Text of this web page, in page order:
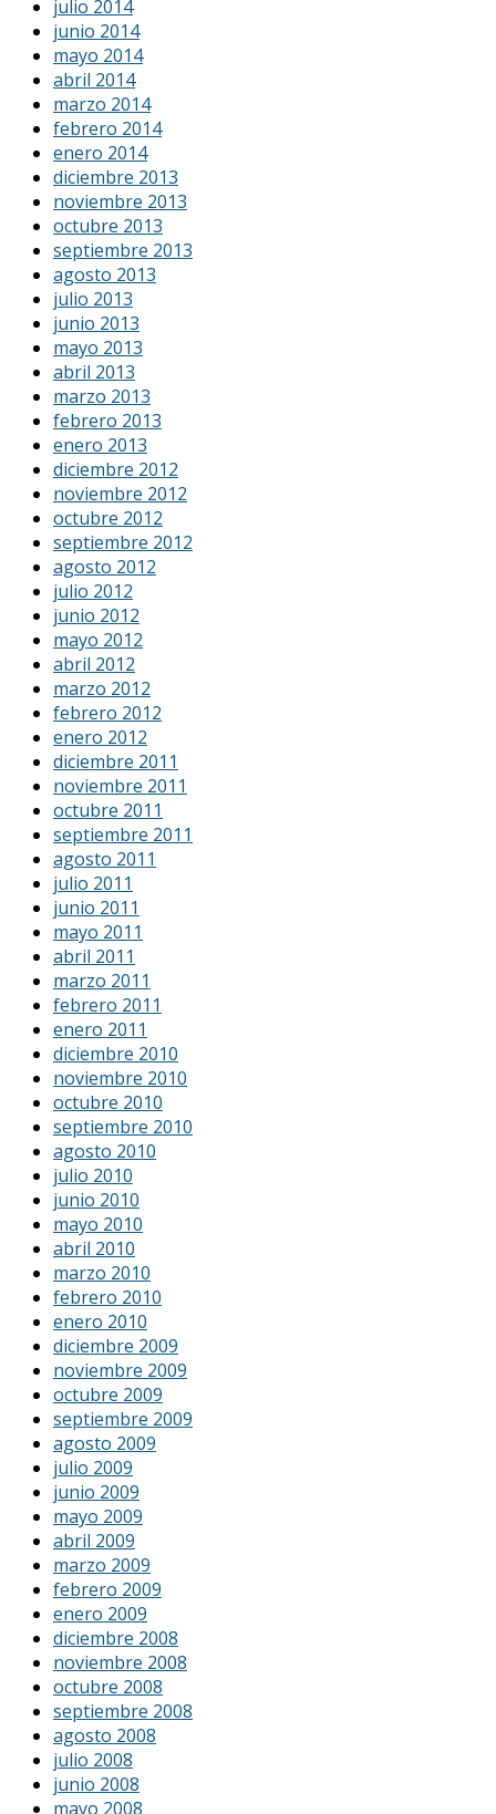
julio 2014
junio 2014
mayo 2014
abril 2014
marzo 2014
febrero 2014
enero 2014
diciembre 2013
noviembre 2013
octubre 2013
septiembre 2013
agosto 2013
julio 2013
junio 2013
mayo 2013
abril 2013
marzo 2013
febrero 2013
enero 2013
diciembre 2012
noviembre 2012
octubre 2012
septiembre 2012
agosto 2012
julio 2012
junio 2012
mayo 2012
abril 2012
marzo 2012
febrero 2012
enero 2012
diciembre 2011
noviembre 2011
octubre 2011
septiembre 2011
agosto 2011
julio 2011
junio 2011
mayo 2011
abril 2011
marzo 2011
febrero 2011
enero 2011
diciembre 2010
noviembre 2010
octubre 2010
septiembre 2010
agosto 2010
julio 2010
junio 2010
mayo 2010
abril 2010
marzo 2010
febrero 2010
enero 2010
diciembre 2009
noviembre 2009
octubre 2009
septiembre 2009
agosto 2009
julio 2009
junio 2009
mayo 2009
abril 2009
marzo 2009
febrero 2009
enero 2009
diciembre 2008
noviembre 2008
octubre 2008
septiembre 2008
agosto 2008
julio 2008
junio 2008
mayo 2008